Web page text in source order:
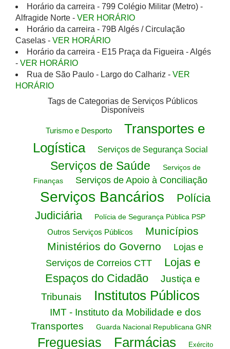
Horário da carreira - 799 Colégio Militar (Metro) -
Alfragide Norte - VER HORÁRIO
Horário da carreira - 79B Algés / Circulação
Caselas - VER HORÁRIO
Horário da carreira - E15 Praça da Figueira - Algés
- VER HORÁRIO
Rua de São Paulo - Largo do Calhariz - VER
HORÁRIO
Tags de Categorias de Serviços Públicos
Disponíveis
Turismo e Desporto
Transportes e
Logística
Serviços de Segurança Social
Serviços de Saúde
Serviços de
Finanças
Serviços de Apoio à Conciliação
Serviços Bancários
Polícia
Judiciária
Polícia de Segurança Pública PSP
Outros Serviços Públicos
Municípios
Ministérios do Governo
Lojas e
Serviços de Correios CTT
Lojas e
Espaços do Cidadão
Justiça e
Tribunais
Institutos Públicos
IMT - Instituto da Mobilidade e dos
Transportes
Guarda Nacional Republicana GNR
Freguesias Farmácias Exército